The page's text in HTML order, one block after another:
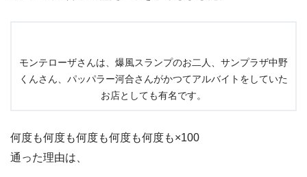
モンテローザさんは、爆風スランプのお二人、サンプラザ中野
くんさん、パッパラー河合さんがかつてアルバイトをしていた
お店としても有名です。
何度も何度も何度も何度も何度も×100
通った理由は、